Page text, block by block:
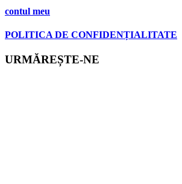
contul meu
POLITICA DE CONFIDENȚIALITATE
URMĂREȘTE-NE